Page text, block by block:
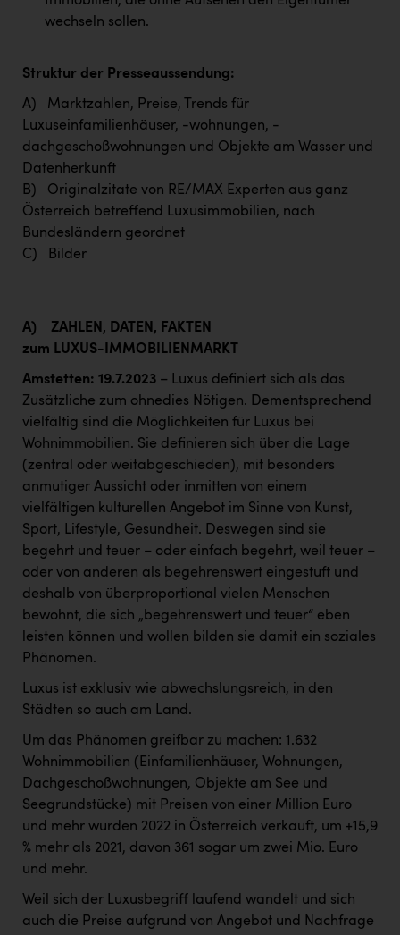
wechseln sollen.
Struktur der Presseaussendung:
A) Marktzahlen, Preise, Trends für
Luxuseinfamilienhäuser, -wohnungen, -
dachgeschoßwohnungen und Objekte am Wasser und
Datenherkunft
B) Originalzitate von RE/MAX Experten aus ganz
Österreich betreffend Luxusimmobilien, nach
Bundesländern geordnet
C) Bilder
A)
ZAHLEN, DATEN, FAKTEN
zum LUXUS-IMMOBILIENMARKT
Amstetten: 19.7.2023 – Luxus definiert sich als das
Zusätzliche zum ohnedies Nötigen. Dementsprechend
vielfältig sind die Möglichkeiten für Luxus bei
Wohnimmobilien. Sie definieren sich über die Lage
(zentral oder weitabgeschieden), mit besonders
anmutiger Aussicht oder inmitten von einem
vielfältigen kulturellen Angebot im Sinne von Kunst,
Sport, Lifestyle, Gesundheit. Deswegen sind sie
begehrt und teuer – oder einfach begehrt, weil teuer –
oder von anderen als begehrenswert eingestuft und
deshalb von überproportional vielen Menschen
bewohnt, die sich „begehrenswert und teuer“ eben
leisten können und wollen bilden sie damit ein soziales
Phänomen.
Luxus ist exklusiv wie abwechslungsreich, in den
Städten so auch am Land.
Um das Phänomen greifbar zu machen: 1.632
Wohnimmobilien (Einfamilienhäuser, Wohnungen,
Dachgeschoßwohnungen, Objekte am See und
Seegrundstücke) mit Preisen von einer Million Euro
und mehr wurden 2022 in Österreich verkauft, um +15,9
% mehr als 2021, davon 361 sogar um zwei Mio. Euro
und mehr.
Weil sich der Luxusbegriff laufend wandelt und sich
auch die Preise aufgrund von Angebot und Nachfrage